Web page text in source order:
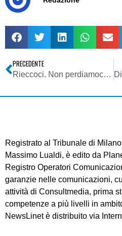
PRECEDENTE
Rieccoci. Non perdiamoci di vista!
Registrato al Tribunale di
Massimo Lualdi, è edito da
Registro Operatori
garanzie nelle comunicazioni,
attività di Consultmedia, prima
competenze a più livelli in
NewsLinet è distribuito via